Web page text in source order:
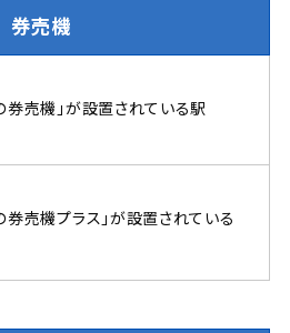
券売機
券売機」が設置されている駅
券売機プラス」が設置されている